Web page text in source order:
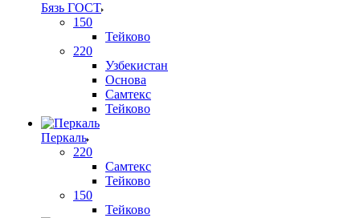
Бязь ГОСТ
150
Тейково
220
Узбекистан
Основа
Самтекс
Тейково
Перкаль
220
Самтекс
Тейково
150
Тейково